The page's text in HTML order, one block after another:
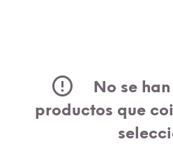
No se
productos que